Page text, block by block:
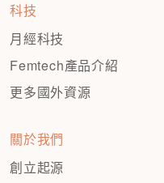
科技
月經科技
Femtech產品介紹
更多國外資源
關於我們
創立起源